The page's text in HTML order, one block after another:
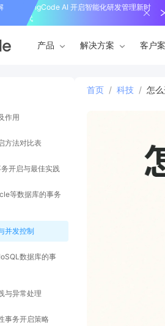
PingCode AI 开启智能化研发管理新时
代
产品 解决方案 客户
作用
方法对比表
开启与最佳实践
等数据库的事务
并发控制
数据库的事
与异常处理
事务开启策略
首页 / 科技 / 怎